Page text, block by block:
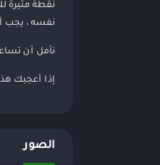
نفسه ، يجب
نأمل أن
إذا أعجبك
الصور